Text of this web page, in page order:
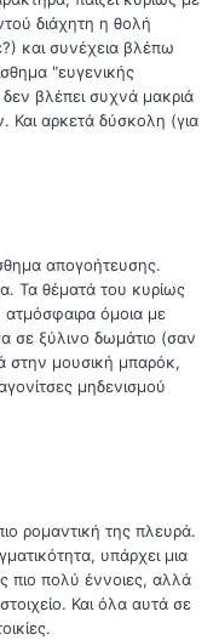
διάχητη η θολή
και συνέχεια βλέπω
"ευγενικής
βλέπει συχνά μακριά
αρκετά δύσκολη (για
απογοήτευσης.
Τα θέματά του κυρίως
όμοια με
σε ξύλινο δωμάτιο (σαν
στην μουσική μπαρόκ,
μηδενισμού
ρομαντική της πλευρά.
υπάρχει μια
πιο πολύ έννοιες, αλλά
Και όλα αυτά σε